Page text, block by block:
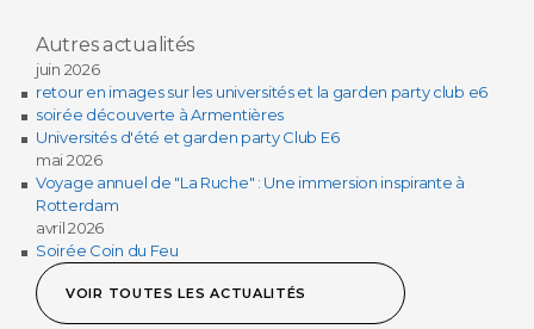
Autres actualités
juin 2026
retour en images sur les universités et la garden party club e6
soirée découverte à Armentières
Universités d'été et garden party Club E6
mai 2026
Voyage annuel de "La Ruche" : Une immersion inspirante à
Rotterdam
avril 2026
Soirée Coin du Feu
VOIR TOUTES LES ACTUALITÉS